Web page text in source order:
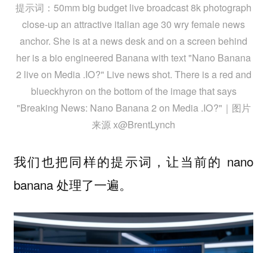
提示词：50mm big budget live broadcast 8k photograph
close-up an attractive italian age 30 wry female news
anchor. She is at a news desk and on a screen behind
her is a bio engineered Banana with text "Nano Banana
2 live on Media .IO?" Live news shot. There is a red and
blueckhyron on the bottom of the image that says
"Breaking News: Nano Banana 2 on Media .IO?"｜图片
来源 x@BrentLynch
我们也把同样的提示词，让当前的 nano
banana 处理了一遍。